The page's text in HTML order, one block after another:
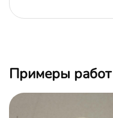
Примеры работ